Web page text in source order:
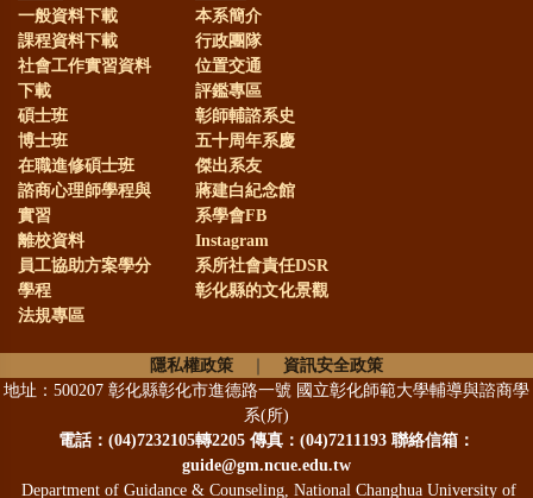
一般資料下載
課程資料下載
社會工作實習資料
下載
碩士班
博士班
在職進修碩士班
諮商心理師學程與
實習
離校資料
員工協助方案學分
學程
法規專區
本系簡介
行政團隊
位置交通
評鑑專區
彰師輔諮系史
五十周年系慶
傑出系友
蔣建白紀念館
系學會FB
Instagram
系所社會責任DSR
彰化縣的文化景觀
隱私權政策
資訊安全政策
地址：500207 彰化縣彰化市進德路一號 國立彰化師範大學輔導與諮商學
系(所)
電話： (04)7232105轉2205 傳真：(04)7211193 聯絡信箱：
guide@gm.ncue.edu.tw
Department of Guidance & Counseling, National Changhua University of